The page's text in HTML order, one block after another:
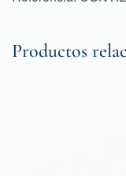
Productos